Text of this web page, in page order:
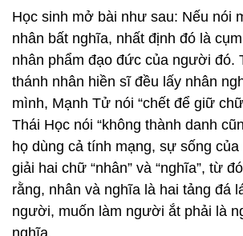
Học sinh mở bài như sau: Nếu nói
nhân bất nghĩa, nhất định đó là
nhân phẩm đạo đức của người đó.
thánh nhân hiền sĩ đều lấy nhân
mình, Mạnh Tử nói “chết để giữ
Thái Học nói “không thành danh
họ dùng cả tính mạng, sự sống
giải hai chữ “nhân” và “nghĩa”, từ
rằng, nhân và nghĩa là hai tảng đá
người, muốn làm người ắt phải là
nghĩa.